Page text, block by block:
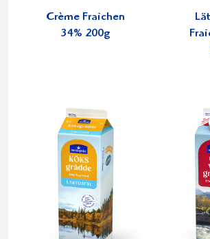
Crème Fraichen
34% 200g